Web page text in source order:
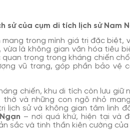
sử của cụm di tích lịch sử Nam
mang trong mình giá trị đặc biệt,
là không gian văn hóa tiêu
trọng trong kháng chiến
vũ trang, góp phần bảo vệ
chiến, khu di tích còn lưu
thờ và những con ngõ nhỏ
lịch sử và không gian tâm linh
– nơi quá khứ, hiện tại và
sắc và tinh thần kiên cường của